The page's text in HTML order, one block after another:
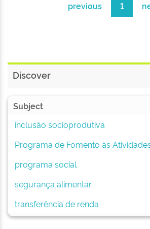
previous 1
Discover
Subject
inclusão socioprodutiva
Programa de Fomento às
programa social
segurança alimentar
transferência de renda